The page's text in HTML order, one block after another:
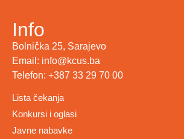
Info
Bolnička 25, Sarajevo
Email: info@kcus.ba
Telefon: +387 33 29 70 00
Lista čekanja
Konkursi i oglasi
Javne nabavke